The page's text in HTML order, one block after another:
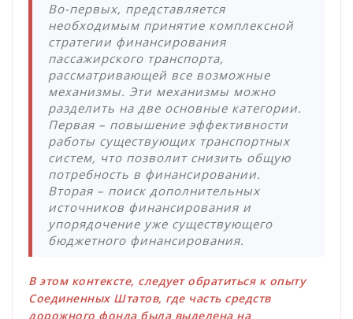
Во-первых, представляется
необходимым принятие комплексной
стратегии финансирования
пассажирского транспорта,
рассматривающей все возможные
механизмы. Эти механизмы можно
разделить на две основные категории.
Первая – повышение эффективности
работы существующих транспортных
систем, что позволит снизить общую
потребность в финансировании.
Вторая – поиск дополнительных
источников финансирования и
упорядочение уже существующего
бюджетного финансирования.
В этом контексте, следует обратиться к опыту
Соединенных Штатов, где часть средств
дорожного фонда была выделена на